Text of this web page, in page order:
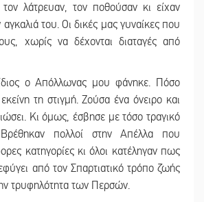
λάτρευαν, τον ποθούσαν κι είχαν
αγκαλιά του. Οι δικές μας γυναίκες που
χωρίς να δέχονται διαταγές από
ο Απόλλωνας μου φάνηκε. Πόσο
τη στιγμή. Ζούσα ένα όνειρο και
Κι όμως, έσβησε με τόσο τραγικό
πολλοί στην Απέλλα που
κατηγορίες κι όλοι κατέληγαν πως
από τον Σπαρτιατικό τρόπο ζωής
τρυφηλότητα των Περσών.